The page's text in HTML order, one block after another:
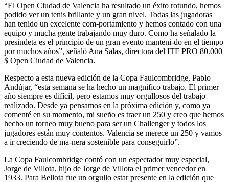
“El Open Ciudad de Valencia ha resultado un éxito rotundo, hemos
podido ver un tenis brillante y un gran nivel. Todas las jugadoras
han tenido un excelente com-portamiento y hemos contado con una
equipo y mucha gente trabajando muy duro. Como ha señalado la
presindeta es el principio de un gran evento manteni-do en el tiempo
por muchos años”, señaló Ana Salas, directora del ITF PRO 80.000
$ Open Ciudad de Valencia.
Respecto a esta nueva edición de la Copa Faulcombridge, Pablo
Andújar, “esta semana se ha hecho un magnifico trabajo. El primer
año siempre es difícil, pero estamos muy orgullosos del trabajo
realizado. Desde ya pensamos en la próxima edición y, como ya
comenté en su momento, mi sueño es traer un 250 y creo que hemos
hecho un torneo muy bueno para ser un Challenger y todos los
jugadores están muy contentos. Valencia se merece un 250 y vamos
a ir creciendo de ma-nera sostenible para conseguirlo”.
La Copa Faulcombridge contó con un espectador muy especial,
Jorge de Villota, hijo de Jorge de Villota el primer vencedor en
1933. Para Bellota fue un orgullo estar presente en la edición que